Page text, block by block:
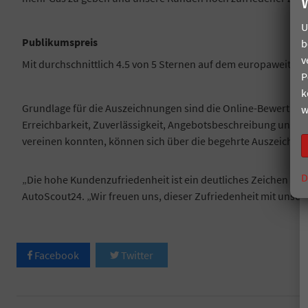
Publikumspreis
Mit durchschnittlich 4.5 von 5 Sternen auf dem europaweit
Grundlage für die Auszeichnungen sind die Online-
Erreichbarkeit, Zuverlässigkeit, Angebotsbeschreibung und
vereinen konnten, können sich über die begehrte
„Die hohe Kundenzufriedenheit ist ein deutliches Zeichen
AutoScout24. „Wir freuen uns, dieser Zufriedenheit mit
Facebook Twitter